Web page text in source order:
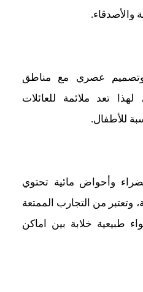
والأصدقاء.​
عصري مع مناطق
تعد ملائمة للعائلات
للأطفال.​
وأحواض مائية تحتوي
وتعتبر من التجارب الممتعة
طبيعية خلابة بين اماكن